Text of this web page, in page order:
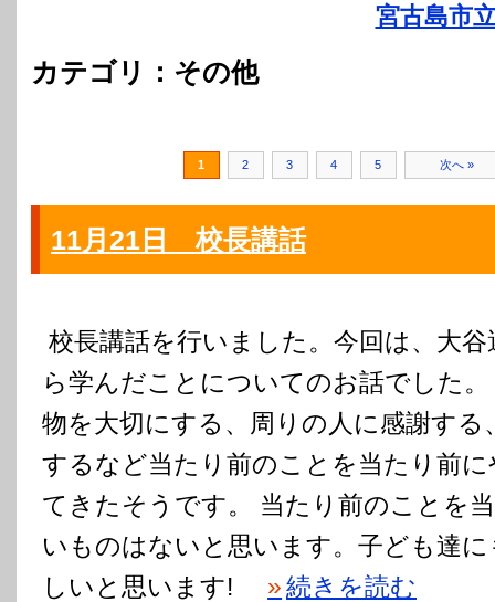
宮古島市
カテゴリ：その他
1 2 3 4 5 次へ »
11月21日 校長講話
校長講話を行いました。今回は、大
ら学んだことについてのお話でした
物を大切にする、周りの人に感謝する
するなど当たり前のことを当たり前
てきたそうです。 当たり前のことを
いものはないと思います。子ども達
しいと思います!
»続きを読む